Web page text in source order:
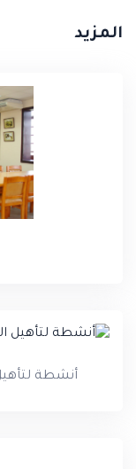
المزيد
أنشطة